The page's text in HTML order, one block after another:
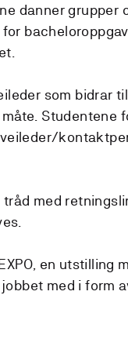
danner grupper
som bidrar
Studentene
med
en utstilling
med i form